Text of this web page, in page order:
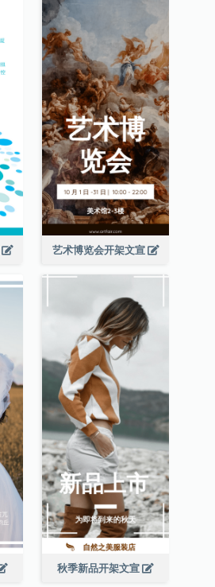
艺术博览会开架文宣
秋季新品开架文宣